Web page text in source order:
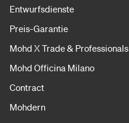
Entwurfsdienste
Preis-Garantie
Mohd X Trade & Professionals
Mohd Officina Milano
Contract
Mohdern